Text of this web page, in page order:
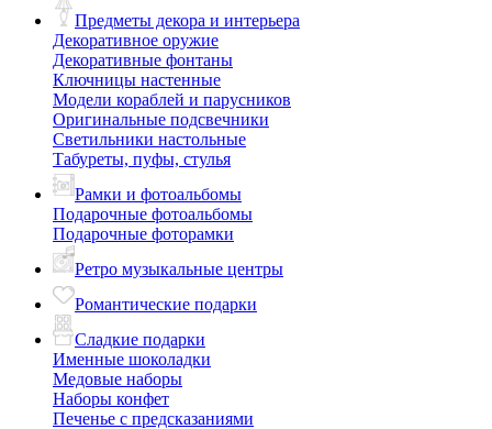
Предметы декора и интерьера
Декоративное оружие
Декоративные фонтаны
Ключницы настенные
Модели кораблей и парусников
Оригинальные подсвечники
Светильники настольные
Табуреты, пуфы, стулья
Рамки и фотоальбомы
Подарочные фотоальбомы
Подарочные фоторамки
Ретро музыкальные центры
Романтические подарки
Сладкие подарки
Именные шоколадки
Медовые наборы
Наборы конфет
Печенье с предсказаниями